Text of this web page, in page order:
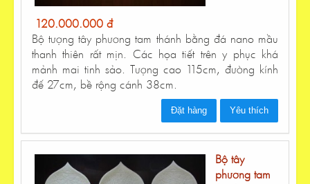
120.000.000 đ
Bộ tượng tây phương tam thánh bằng đá nano mầu
thanh thiên rất mịn. Các họa tiết trên y phục khá
mảnh mai tinh sảo. Tượng cao 115cm, đường kính
đế 27cm, bề rộng cánh 38cm.
Đặt hàng Yêu thích
Bộ tây
phương tam